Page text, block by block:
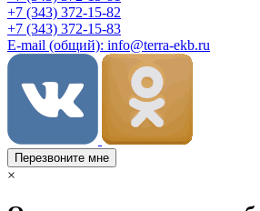
+7 (343) 372-15-82
+7 (343) 372-15-83
E-mail (общий): info@terra-ekb.ru
Перезвоните мне
×